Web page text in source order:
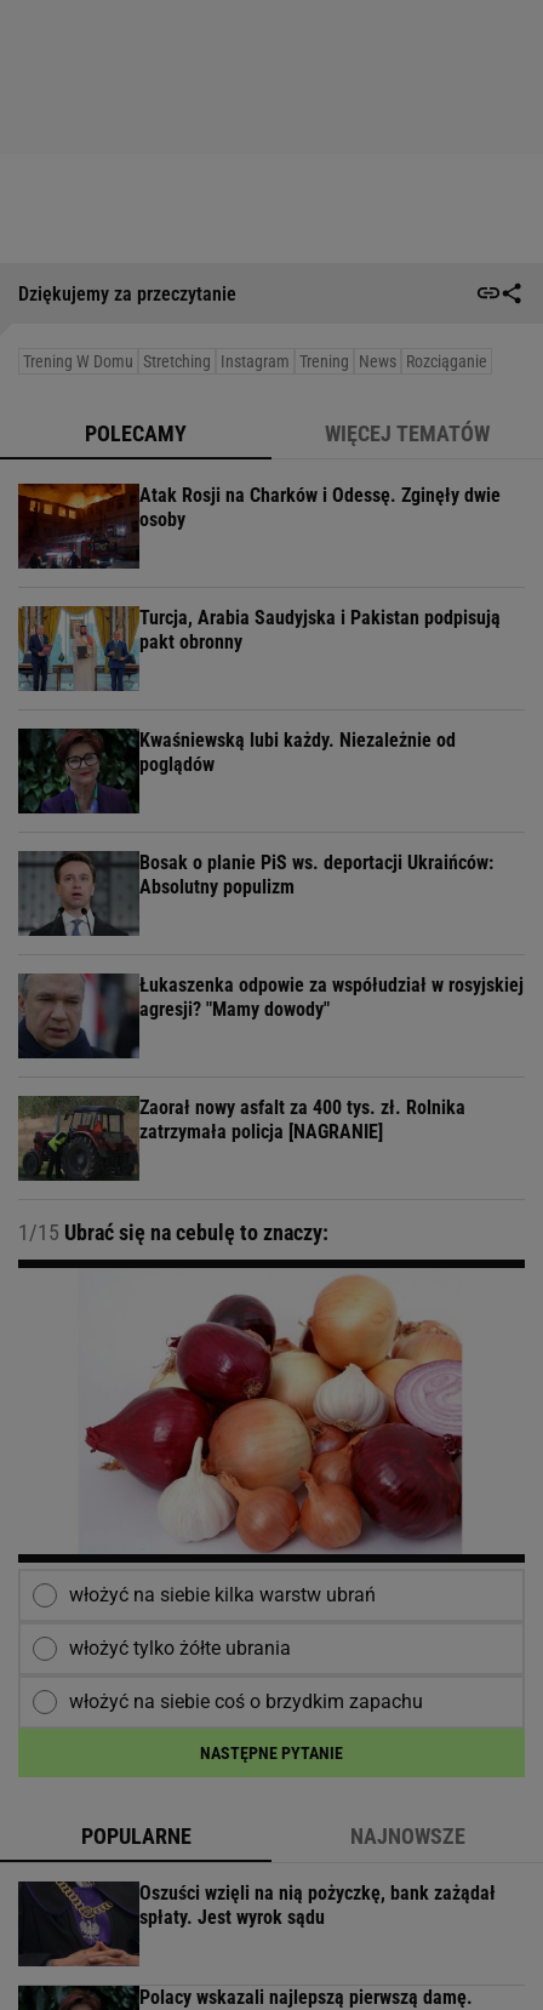
Dziękujemy za przeczytanie
Trening W Domu Stretching Instagram Trening News Rozciąganie
POLECAMY WIĘCEJ TEMATÓW
Atak Rosji na Charków i Odessę. Zginęły dwie
osoby
Turcja, Arabia Saudyjska i Pakistan podpisują
pakt obronny
Kwaśniewską lubi każdy. Niezależnie od
poglądów
Bosak o planie PiS ws. deportacji Ukraińców:
Absolutny populizm
Łukaszenka odpowie za współudział w rosyjskiej
agresji? "Mamy dowody"
Zaorał nowy asfalt za 400 tys. zł. Rolnika
zatrzymała policja [NAGRANIE]
1/15 Ubrać się na cebulę to znaczy:
włożyć na siebie kilka warstw ubrań
włożyć tylko żółte ubrania
włożyć na siebie coś o brzydkim zapachu
NASTĘPNE PYTANIE
POPULARNE NAJNOWSZE
Oszuści wzięli na nią pożyczkę, bank zażądał
spłaty. Jest wyrok sądu
Polacy wskazali najlepszą pierwszą damę.